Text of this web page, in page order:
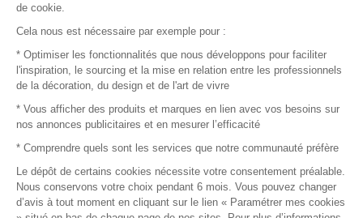
© 2016 –Organisation SAFI
Recrutement
Mentions légales
Conditions commerciales
de cookie.
Cela nous est nécessaire par exemple pour :
* Optimiser les fonctionnalités que nous développons pour faciliter
l'inspiration, le sourcing et la mise en relation entre les professionnels
de la décoration, du design et de l'art de vivre
* Vous afficher des produits et marques en lien avec vos besoins sur
nos annonces publicitaires et en mesurer l’efficacité
* Comprendre quels sont les services que notre communauté préfère
Le dépôt de certains cookies nécessite votre consentement préalable.
Nous conservons votre choix pendant 6 mois. Vous pouvez changer
d’avis à tout moment en cliquant sur le lien « Paramétrer mes cookies